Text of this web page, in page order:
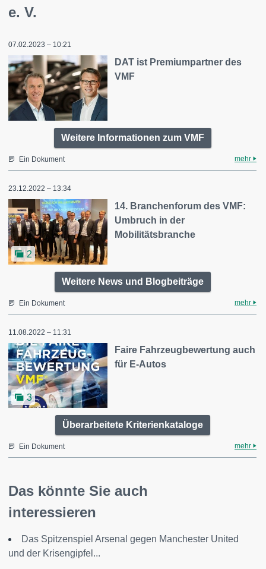
e. V.
07.02.2023 – 10:21
DAT ist Premiumpartner des
VMF
Weitere Informationen zum VMF
Ein Dokument mehr
23.12.2022 – 13:34
2
14. Branchenforum des VMF:
Umbruch in der
Mobilitätsbranche
Weitere News und Blogbeiträge
Ein Dokument mehr
11.08.2022 – 11:31
3
Faire Fahrzeugbewertung auch
für E-Autos
Überarbeitete Kriterienkataloge
Ein Dokument mehr
Das könnte Sie auch
interessieren
Das Spitzenspiel Arsenal gegen Manchester United
und der Krisengipfel...